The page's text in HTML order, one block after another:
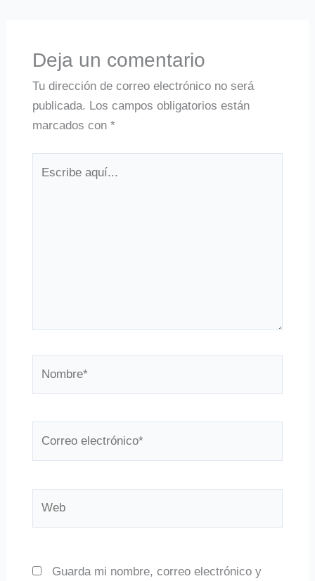
Deja un comentario
Tu dirección de correo electrónico no será
publicada. Los campos obligatorios están
marcados con *
Guarda mi nombre, correo electrónico y